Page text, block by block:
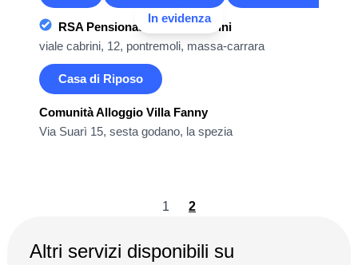
In evidenza
RSA Pensionato Madre Cabrini
viale cabrini, 12, pontremoli, massa-carrara
Casa di Riposo
Comunità Alloggio Villa Fanny
Via Suarì 15, sesta godano, la spezia
1 2
Altri servizi disponibili su